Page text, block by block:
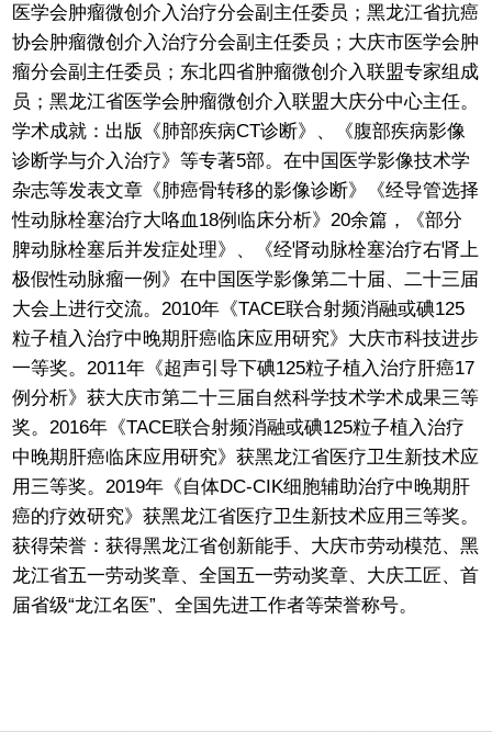
医学会肿瘤微创介入治疗分会副主任委员；黑龙江省抗癌
协会肿瘤微创介入治疗分会副主任委员；大庆市医学会肿
瘤分会副主任委员；东北四省肿瘤微创介入联盟专家组成
员；黑龙江省医学会肿瘤微创介入联盟大庆分中心主任。
学术成就：出版《肺部疾病CT诊断》、《腹部疾病影像
诊断学与介入治疗》等专著5部。在中国医学影像技术学
杂志等发表文章《肺癌骨转移的影像诊断》《经导管选择
性动脉栓塞治疗大咯血18例临床分析》20余篇，《部分
脾动脉栓塞后并发症处理》、《经肾动脉栓塞治疗右肾上
极假性动脉瘤一例》在中国医学影像第二十届、二十三届
大会上进行交流。2010年《TACE联合射频消融或碘125
粒子植入治疗中晚期肝癌临床应用研究》大庆市科技进步
一等奖。2011年《超声引导下碘125粒子植入治疗肝癌17
例分析》获大庆市第二十三届自然科学技术学术成果三等
奖。2016年《TACE联合射频消融或碘125粒子植入治疗
中晚期肝癌临床应用研究》获黑龙江省医疗卫生新技术应
用三等奖。2019年《自体DC-CIK细胞辅助治疗中晚期肝
癌的疗效研究》获黑龙江省医疗卫生新技术应用三等奖。
获得荣誉：获得黑龙江省创新能手、大庆市劳动模范、黑
龙江省五一劳动奖章、全国五一劳动奖章、大庆工匠、首
届省级“龙江名医”、全国先进工作者等荣誉称号。